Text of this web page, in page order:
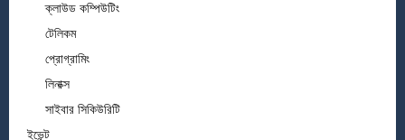
ক্লাউড কম্পিউটিং
টেলিকম
প্রোগ্রামিং
লিনাক্স
সাইবার সিকিউরিটি
ইভেন্ট